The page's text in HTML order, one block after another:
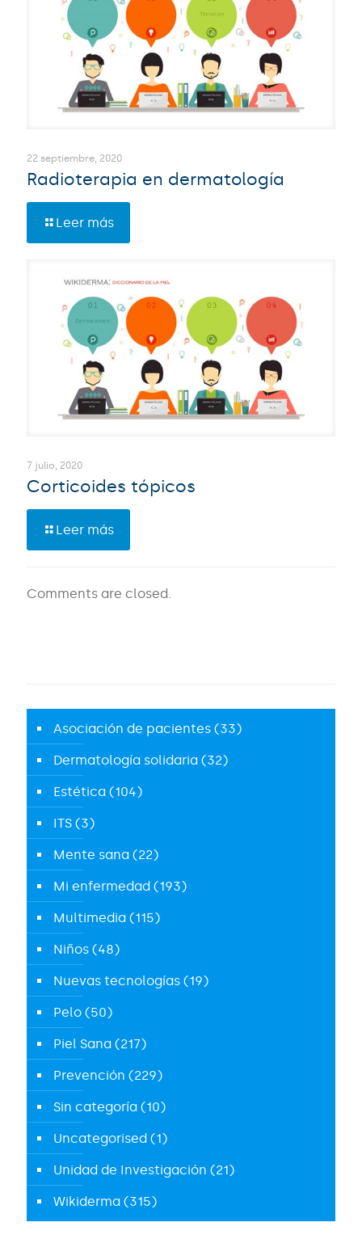
22 septiembre, 2020
Radioterapia en dermatología
Leer más
7 julio, 2020
Corticoides tópicos
Leer más
Comments are closed.
Asociación de pacientes (33)
Dermatología solidaria (32)
Estética (104)
ITS (3)
Mente sana (22)
Mi enfermedad (193)
Multimedia (115)
Niños (48)
Nuevas tecnologías (19)
Pelo (50)
Piel Sana (217)
Prevención (229)
Sin categoría (10)
Uncategorised (1)
Unidad de Investigación (21)
Wikiderma (315)